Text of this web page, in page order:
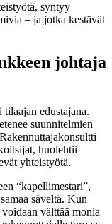
syntyy
– ja jotka kestävät
johtaja
edustajana.
suunnitelmien
huolehtii
yhteistyötä.
“kapellimestari”,
säveltä. Kun
välttää monia